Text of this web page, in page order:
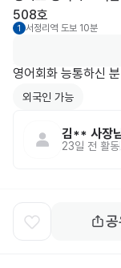
508호
1 서정리역 도보 10분
영어회화 능통하신
외국인 가능
김** 사장
23일 전 활동
공